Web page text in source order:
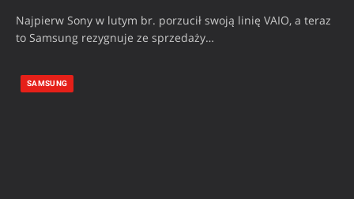
Najpierw Sony w lutym br. porzucił swoją linię VAIO, a teraz
to Samsung rezygnuje ze sprzedaży…
SAMSUNG